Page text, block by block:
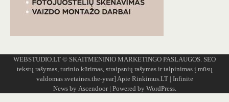
WEBSTUDIO.LT © SKAITMENINIO MARKETINGO PASLAUGOS. SEO
tekstų rašymas, turinio kūrimas, straipsnių rašymas ir talpinimas į mūsų
valdomas svetaines.the-year] Apie Rinkimus.LT| Infinite
News by Ascendoor| Powered by WordPress.